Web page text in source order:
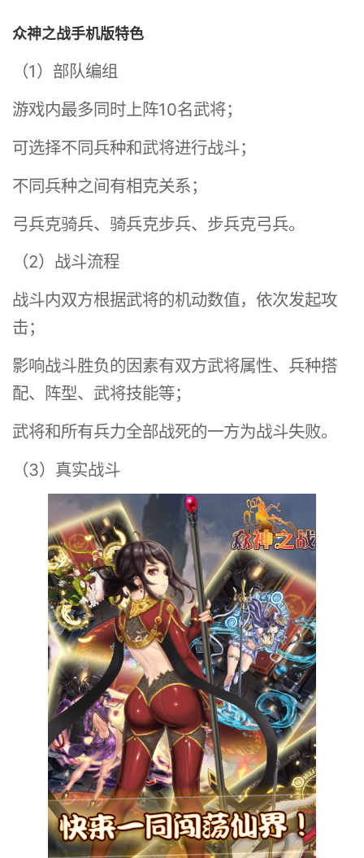
众神之战手机版特色
（1）部队编组
游戏内最多同时上阵10名武将；
可选择不同兵种和武将进行战斗；
不同兵种之间有相克关系；
弓兵克骑兵、骑兵克步兵、步兵克弓兵。
（2）战斗流程
战斗内双方根据武将的机动数值，依次发起攻
击；
影响战斗胜负的因素有双方武将属性、兵种搭
配、阵型、武将技能等；
武将和所有兵力全部战死的一方为战斗失败。
（3）真实战斗